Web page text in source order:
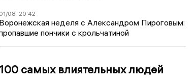
01/08 20:42
Воронежская неделя с Александром Пироговым:
пончики с крольчатиной
100 самых влиятельных людей